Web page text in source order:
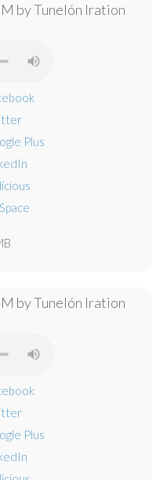
by Tunelón Iration
by Tunelón Iration